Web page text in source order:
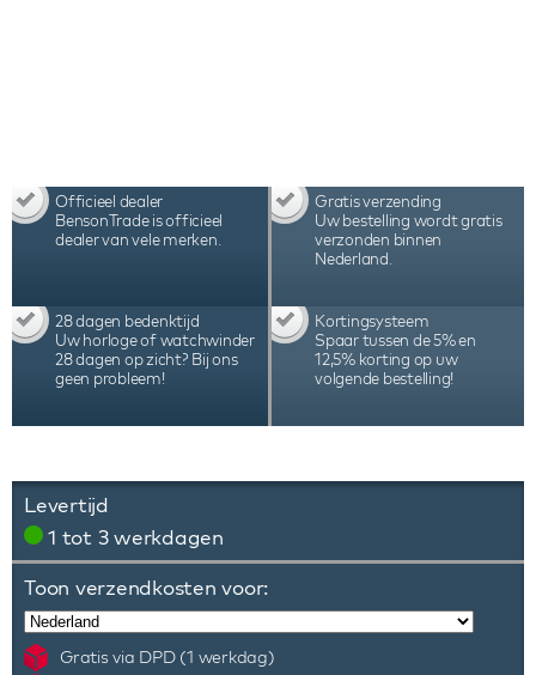
Officieel dealer
BensonTrade is officieel
dealer van vele merken.
Gratis verzending
Uw bestelling wordt gratis
verzonden binnen
Nederland.
28 dagen bedenktijd
Uw horloge of watchwinder
28 dagen op zicht? Bij ons
geen probleem!
Kortingsysteem
Spaar tussen de 5% en
12,5% korting op uw
volgende bestelling!
Levertijd
1 tot 3 werkdagen
Toon verzendkosten voor:
Gratis via DPD (1 werkdag)